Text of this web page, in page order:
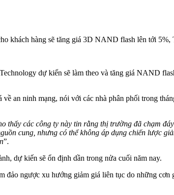
khách hàng sẽ tăng giá 3D NAND flash lên tới 5%,
dự kiến sẽ làm theo và tăng giá NAND
an ninh mạng, nói với các nhà phân phối trong
thấy các công ty này tin rằng thị trường đã chạm
cung, nhưng có thể không áp dụng chiến lược
”.
dự kiến sẽ ổn định dần trong nửa cuối năm nay.
ngược xu hướng giảm giá liên tục do những